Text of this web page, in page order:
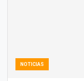
NOTICIAS